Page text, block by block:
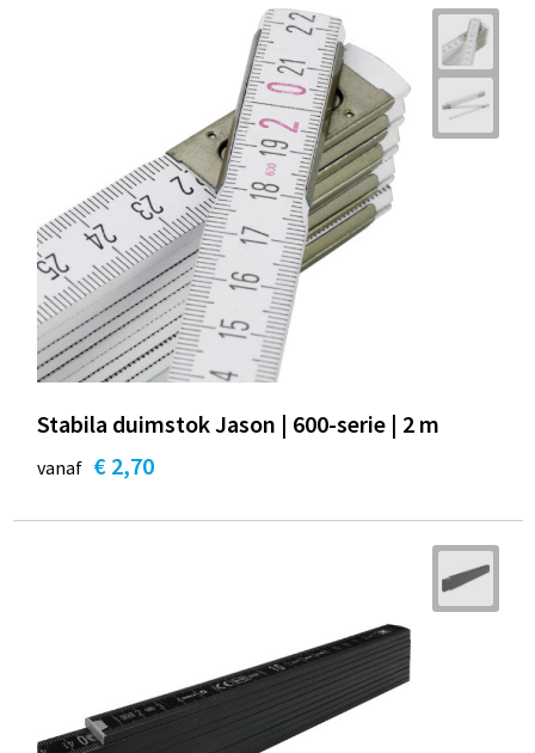
Stabila duimstok Jason | 600-serie | 2 m
vanaf € 2,70